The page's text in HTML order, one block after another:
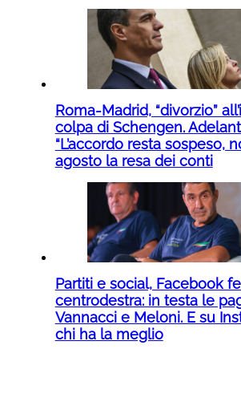
Roma-Madrid, “divorzio”
colpa di Schengen.
“L’accordo resta sospeso,
agosto la resa dei conti
Partiti e social, Facebook
centrodestra: in testa le
Vannacci e Meloni. E su
chi ha la meglio